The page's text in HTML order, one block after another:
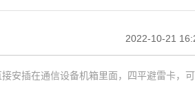
2022-10-21
安插在通信设备机箱里面，四平避雷卡，